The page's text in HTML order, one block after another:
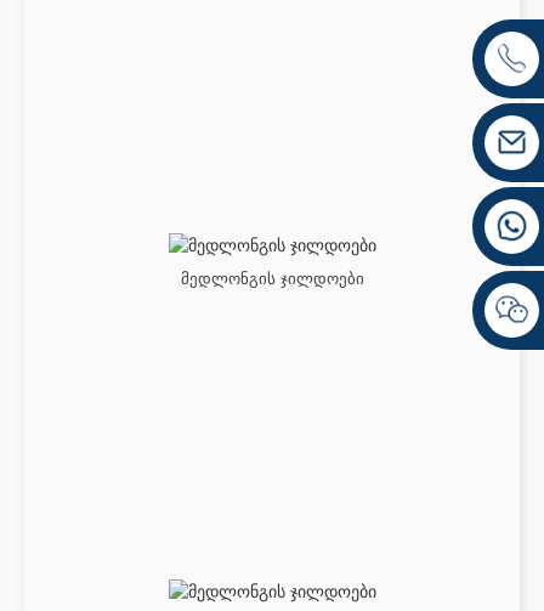
მედლონგის ჯილდოები